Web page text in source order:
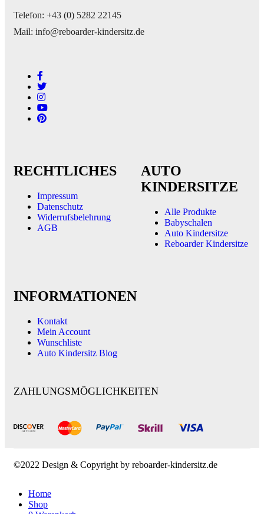
Telefon: +43 (0) 5282 22145
Mail: info@reboarder-kindersitz.de
RECHTLICHES
Impressum
Datenschutz
Widerrufsbelehrung
AGB
AUTO
KINDERSITZE
Alle Produkte
Babyschalen
Auto Kindersitze
Reboarder Kindersitze
INFORMATIONEN
Kontakt
Mein Account
Wunschliste
Auto Kindersitz Blog
ZAHLUNGSMÖGLICHKEITEN
©2022 Design & Copyright by reboarder-kindersitz.de
Home
Shop